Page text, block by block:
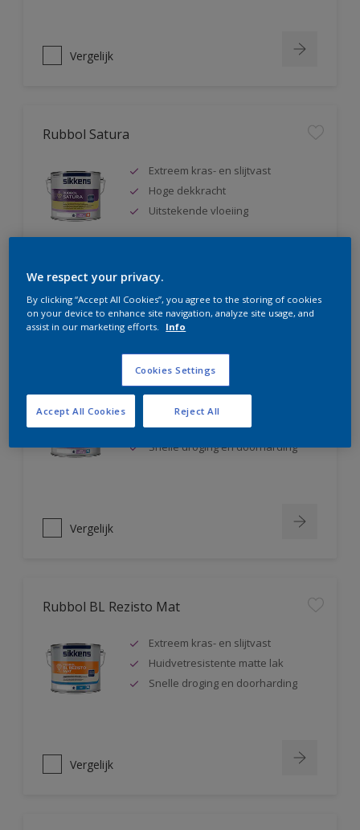
Vergelijk
Rubbol Satura
Extreem kras- en slijtvast
Hoge dekkracht
Uitstekende vloeiing
Rubbol BL Rezisto Satin
Extreem kras- en slijtvast
Huidvetresistente zijdeglanslak
Snelle droging en doorharding
Vergelijk
Rubbol BL Rezisto Mat
Extreem kras- en slijtvast
Huidvetresistente matte lak
Snelle droging en doorharding
Vergelijk
We respect your privacy.
By clicking “Accept All Cookies”, you agree to the storing of cookies
on your device to enhance site navigation, analyze site usage, and
assist in our marketing efforts.
Info
Cookies Settings
Reject All
Accept All Cookies